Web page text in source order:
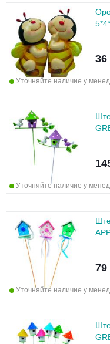
Уточняйте наличие у
36
Уточняйте наличие у
Уточняйте наличие у
79